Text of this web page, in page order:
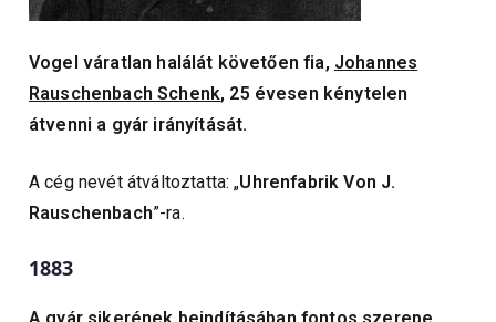
Vogel váratlan halálát követően fia, Johannes
Rauschenbach Schenk, 25 évesen kénytelen
átvenni a gyár irányítását.
A cég nevét átváltoztatta: „Uhrenfabrik Von J.
Rauschenbach”-ra.
1883
A gyár sikerének beindításában fontos szerepe